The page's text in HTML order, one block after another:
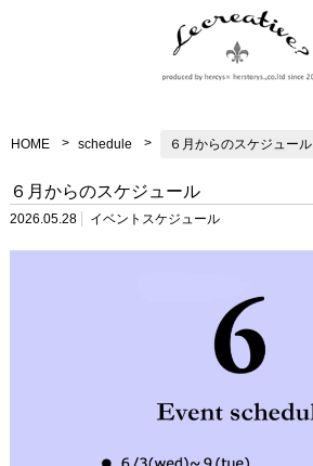
HOME schedule ６月からのスケジュール
６月からのスケジュール
2026.05.28 イベントスケジュール